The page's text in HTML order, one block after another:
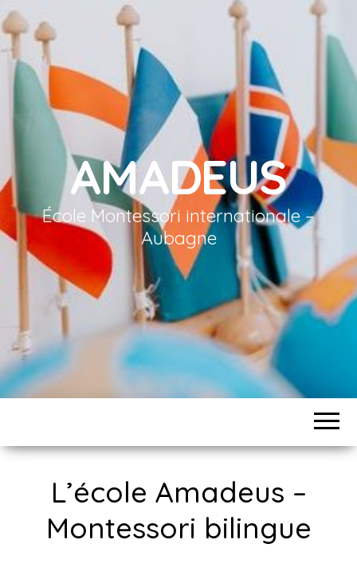
AMADEUS
École Montessori internationale –
Aubagne
L’école Amadeus –
Montessori bilingue